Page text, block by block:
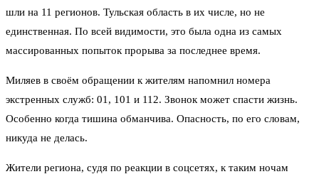
шли на 11 регионов. Тульская область в их числе, но не
единственная. По всей видимости, это была одна из самых
массированных попыток прорыва за последнее время.
Миляев в своём обращении к жителям напомнил номера
экстренных служб: 01, 101 и 112. Звонок может спасти жизнь.
Особенно когда тишина обманчива. Опасность, по его словам,
никуда не делась.
Жители региона, судя по реакции в соцсетях, к таким ночам